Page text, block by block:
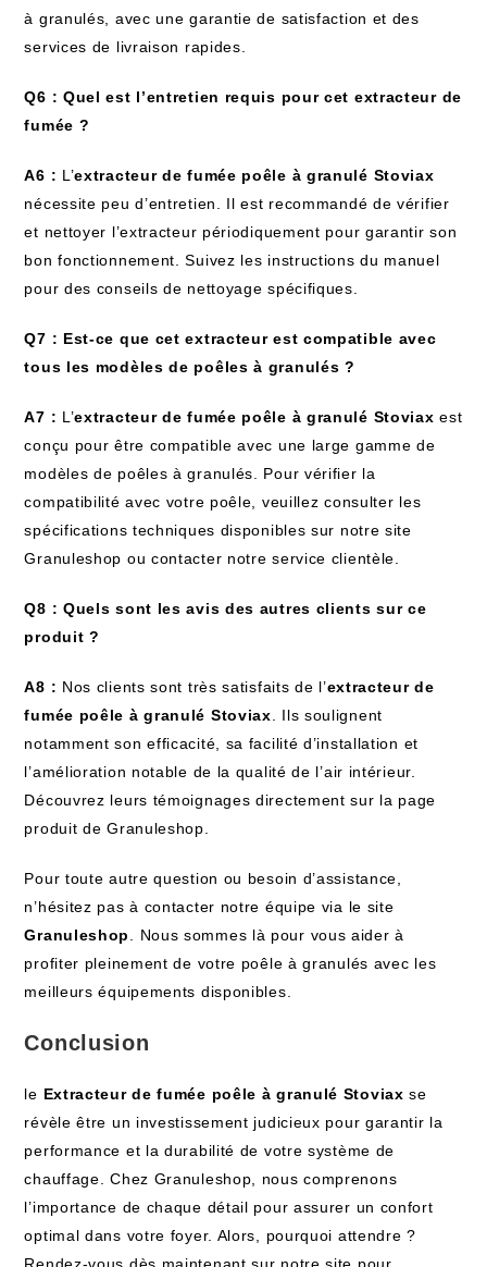
à granulés, avec une garantie de satisfaction et des
services de livraison rapides.
Q6 : Quel est l’entretien requis pour cet extracteur de
fumée ?
A6 : L’extracteur de fumée poêle à granulé Stoviax
nécessite peu d’entretien. Il est recommandé de vérifier
et nettoyer l’extracteur périodiquement pour garantir son
bon fonctionnement. Suivez les instructions du manuel
pour des conseils de nettoyage spécifiques.
Q7 : Est-ce que cet extracteur est compatible avec
tous les modèles de poêles à granulés ?
A7 : L’extracteur de fumée poêle à granulé Stoviax est
conçu pour être compatible avec une large gamme de
modèles de poêles à granulés. Pour vérifier la
compatibilité avec votre poêle, veuillez consulter les
spécifications techniques disponibles sur notre site
Granuleshop ou contacter notre service clientèle.
Q8 : Quels sont les avis des autres clients sur ce
produit ?
A8 : Nos clients sont très satisfaits de l’extracteur de
fumée poêle à granulé Stoviax . Ils soulignent
notamment son efficacité, sa facilité d’installation et
l’amélioration notable de la qualité de l’air intérieur.
Découvrez leurs témoignages directement sur la page
produit de Granuleshop.
Pour toute autre question ou besoin d’assistance,
n’hésitez pas à contacter notre équipe via le site
Granuleshop
. Nous sommes là pour vous aider à
profiter pleinement de votre poêle à granulés avec les
meilleurs équipements disponibles.
Conclusion
le Extracteur de fumée poêle à granulé Stoviax se
révèle être un investissement judicieux pour garantir la
performance et la durabilité de votre système de
chauffage. Chez Granuleshop, nous comprenons
l’importance de chaque détail pour assurer un confort
optimal dans votre foyer. Alors, pourquoi attendre ?